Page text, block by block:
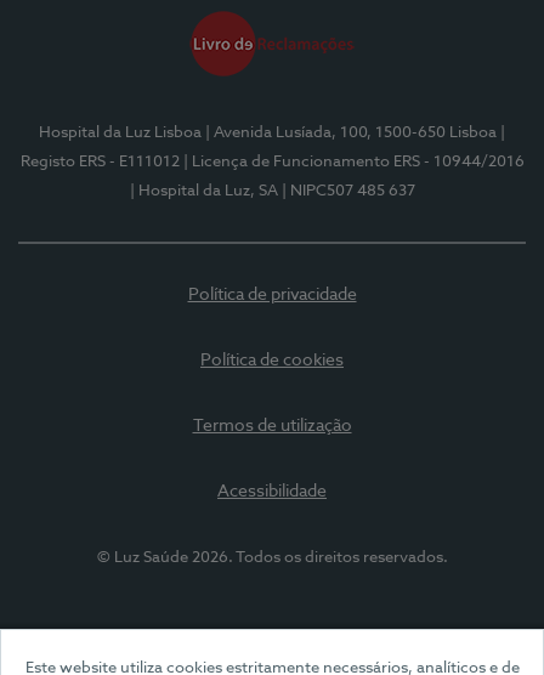
Este website utiliza cookies estritamente necessários, analíticos e de
Hospital da Luz Lisboa | Avenida Lusíada, 100, 1500-650 Lisboa
Registo ERS - E111012
| Licença de Funcionamento ERS - 10944/2016
| Hospital da Luz, SA
| NIPC507 485 637
Política de privacidade
Política de cookies
Termos de utilização
Acessibilidade
© Luz Saúde 2026. Todos os direitos reservados.